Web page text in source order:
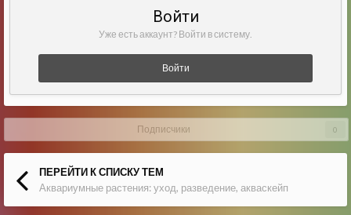
Войти
Уже есть аккаунт? Войти в систему.
Войти
Подписчики 0
ПЕРЕЙТИ К СПИСКУ ТЕМ
Аквариумные растения: уход, разведение, акваскейп